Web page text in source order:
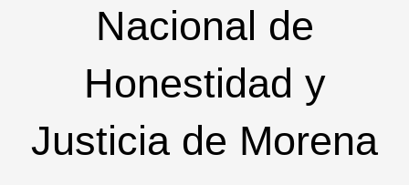
Nacional de
Honestidad y
Justicia de Morena